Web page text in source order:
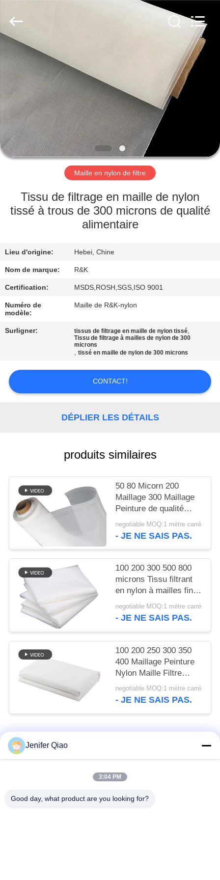
MAISON
PRODUITS
AU
SUJET
DE
NOUS
VISITE
D'USINE
DE
QUALITÉ
CONTACTEZ-
NOUS
NOUVELLES
DEMANDEZ
UNE
CITATION
SITE
PRIVACY
POLICY
Mesh
All
Rights
Maille en nylon de filtre
Tissu de filtrage en maille de nylon
tissé à trous de 300 microns de qualité
alimentaire
Lieu d'origine: Hebei, Chine
Nom de marque: R&K
Certification: MSDS,ROSH,SGS,ISO 9001
Numéro de
modèle:
Maille de R&K-nylon
Surligner: tissus de filtrage en maille de nylon tissé,
Tissu de filtrage à mailles de nylon de 300
microns
,tissé en maille de nylon de 300 microns
CONTACT!
DÉPLIER LES DÉTAILS
produits similaires
50 80 Micorn 200
Maillage 300 Maillage
Peinture de qualité
alimentaire Filtre en
nylon Maillage tissé
negotiable MOQ:1 mètre carré
- JE NE SAIS PAS.
100 200 300 500 800
microns Tissu filtrant
en nylon à mailles fines
pour lait, jus, infusion à
froid, qualité
negotiable MOQ:1 mètre carré
- JE NE SAIS PAS.
100 200 250 300 350
400 Maillage Peinture
Nylon Maille Filtre
Tissu Filtrant Tissé
negotiable MOQ:1 mètre carré
- JE NE SAIS PAS.
Catégories populaires
Ceinture en spirale de
Jenifer Qiao
3:04 PM
Good day, what product are you looking for?